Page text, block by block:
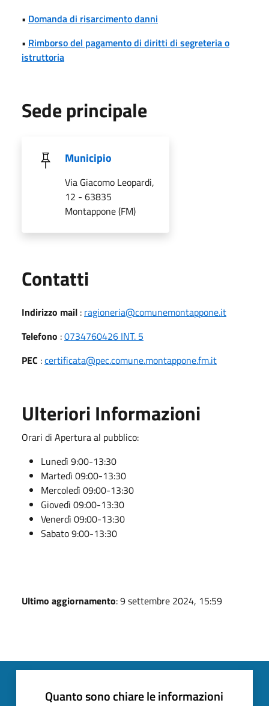
• Domanda di risarcimento danni
• Rimborso del pagamento di diritti di segreteria o
istruttoria
Sede principale
Municipio
Via Giacomo Leopardi,
12 - 63835
Montappone (FM)
Contatti
Indirizzo mail : ragioneria@comunemontappone.it
Telefono :0734760426 INT. 5
PEC :certificata@pec.comune.montappone.fm.it
Ulteriori Informazioni
Orari di Apertura al pubblico:
Lunedì 9:00-13:30
Martedì 09:00-13:30
Mercoledì 09:00-13:30
Giovedì 09:00-13:30
Venerdì 09:00-13:30
Sabato 9:00-13:30
Ultimo aggiornamento: 9 settembre 2024, 15:59
Quanto sono chiare le informazioni